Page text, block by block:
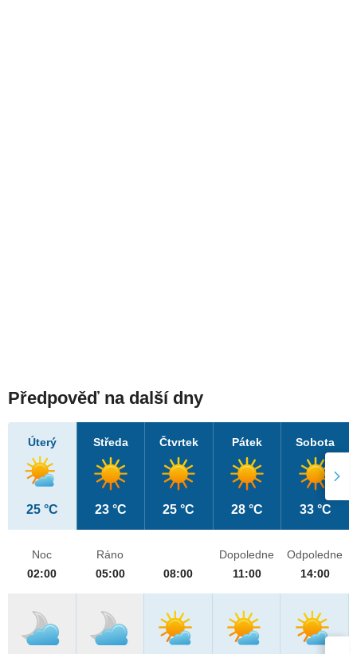
Předpověď na další dny
Úterý
25 °C
Středa
23 °C
Čtvrtek
25 °C
Pátek
28 °C
Sobota
33 °C
Noc
02:00
Ráno
05:00
08:00
Dopoledne
11:00
Odpoledne
14:00